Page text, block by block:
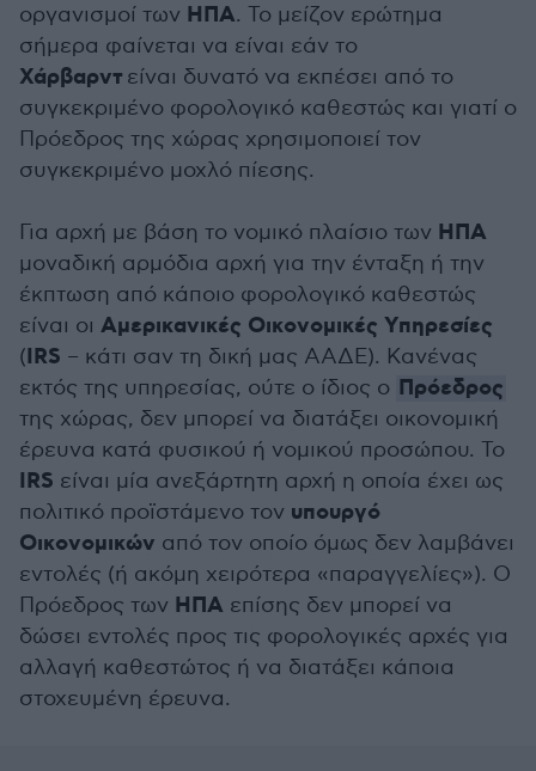
οργανισμοί των ΗΠΑ. Το μείζον ερώτημα
σήμερα φαίνεται να είναι εάν το
Χάρβαρντ είναι δυνατό να εκπέσει από το
συγκεκριμένο φορολογικό καθεστώς και γιατί ο
Πρόεδρος της χώρας χρησιμοποιεί τον
συγκεκριμένο μοχλό πίεσης.
Για αρχή με βάση το νομικό πλαίσιο των ΗΠΑ
μοναδική αρμόδια αρχή για την ένταξη ή την
έκπτωση από κάποιο φορολογικό καθεστώς
είναι οι Αμερικανικές Οικονομικές Υπηρεσίες
(IRS – κάτι σαν τη δική μας ΑΑΔΕ). Κανένας
εκτός της υπηρεσίας, ούτε ο ίδιος ο Πρόεδρος
της χώρας, δεν μπορεί να διατάξει οικονομική
έρευνα κατά φυσικού ή νομικού προσώπου. Το
IRS είναι μία ανεξάρτητη αρχή η οποία έχει ως
πολιτικό προϊστάμενο τον υπουργό
Οικονομικών από τον οποίο όμως δεν λαμβάνει
εντολές (ή ακόμη χειρότερα «παραγγελίες»). Ο
Πρόεδρος των ΗΠΑ επίσης δεν μπορεί να
δώσει εντολές προς τις φορολογικές αρχές για
αλλαγή καθεστώτος ή να διατάξει κάποια
στοχευμένη έρευνα.